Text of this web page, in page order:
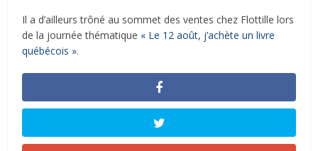
Il a d’ailleurs trôné au sommet des ventes chez Flottille lors
de la journée thématique « Le 12 août, j’achète un livre
québécois ».